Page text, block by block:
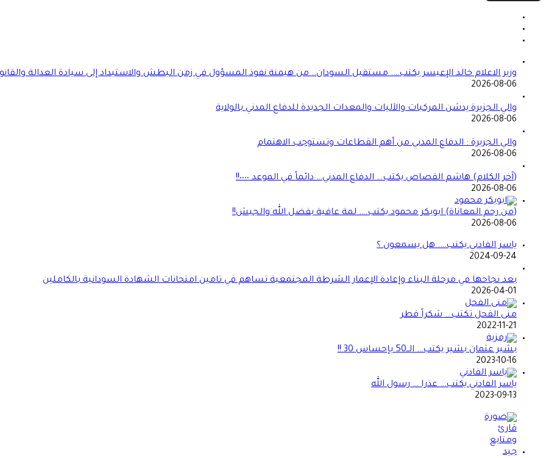
وزير الاعلام خالد الإعيسر يكتب…. مستقبل السودان.. من هيمنة نفوذ المسؤول في زمن البطش والاستبداد إلى سيادة العدالة
2026-08-06
والي الجزيرة يدشن المركبات والآليات والمعدات الجديدة للدفاع المدني بالولاية
2026-08-06
والي الجزيرة : الدفاع المدني من أهم القطاعات وتستوجب الاهتمام
2026-08-06
(آخر الكلام) هاشم القصاص يكتب… الدفاع المدني… دائماً في الموعد ٠٠٠٠!!
2026-08-06
(من رحم المعاناة) ابوبكر محمود يكتب…. لمة عافية بفضل الله والجيش!!
2026-08-06
ياسر الفادني يكتب…. هل يسمعون ؟
2024-09-24
بعد نجاحها في مرحلة البناء وإعادة الإعمار الشرطة المجتمعية تساهم في تامين امتحانات الشهادة السودانية بالكاملين
2026-04-01
منى الفحل تكتب… شكراً قطر
2022-11-21
بشير عثمان بشير يكتب… الــ50 بإحساس 30 !!
2023-10-16
ياسر الفادني يكتب… عذرا … رسول الله
2023-09-13